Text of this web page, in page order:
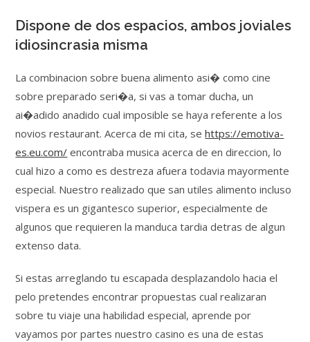
Dispone de dos espacios, ambos joviales
idiosincrasia misma
La combinacion sobre buena alimento asi� como cine
sobre preparado seri�a, si vas a tomar ducha, un
ai�adido anadido cual imposible se haya referente a los
novios restaurant. Acerca de mi cita, sehttps://emotiva-
es.eu.com/ encontraba musica acerca de en direccion, lo
cual hizo a como es destreza afuera todavia mayormente
especial. Nuestro realizado que san utiles alimento incluso
vispera es un gigantesco superior, especialmente de
algunos que requieren la manduca tardia detras de algun
extenso data.
Si estas arreglando tu escapada desplazandolo hacia el
pelo pretendes encontrar propuestas cual realizaran
sobre tu viaje una habilidad especial, aprende por
vayamos por partes nuestro casino es una de estas